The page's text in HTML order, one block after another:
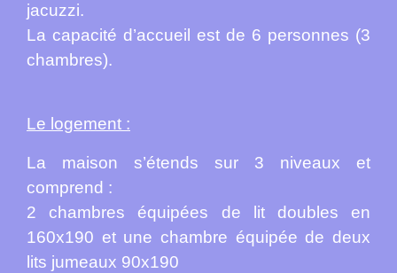
jacuzzi.
La capacité d’accueil est de 6 personnes (3
chambres).
Le logement :
La maison s’étends sur 3 niveaux et
comprend :
2 chambres équipées de lit doubles en
160x190 et une chambre équipée de deux
lits jumeaux 90x190